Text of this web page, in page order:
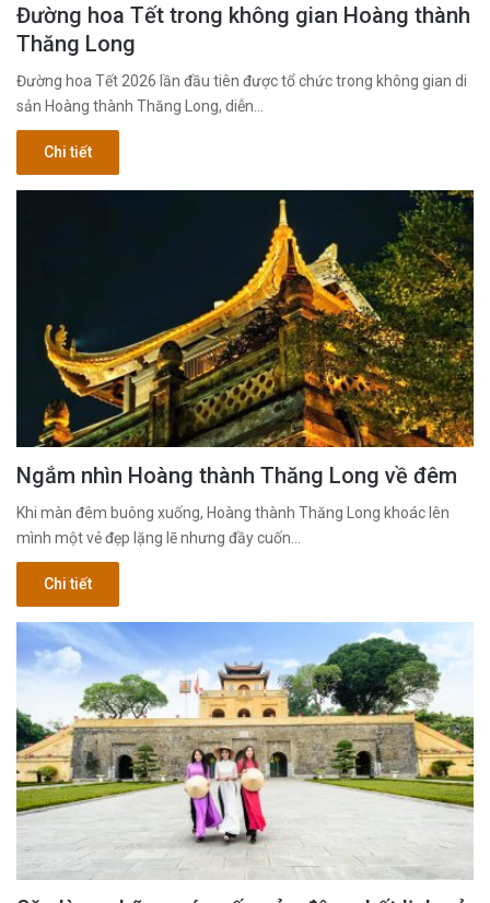
Đường hoa Tết trong không gian Hoàng thành
Thăng Long
Đường hoa Tết 2026 lần đầu tiên được tổ chức trong không gian di
sản Hoàng thành Thăng Long, diễn…
Chi tiết
Ngắm nhìn Hoàng thành Thăng Long về đêm
Khi màn đêm buông xuống, Hoàng thành Thăng Long khoác lên
mình một vẻ đẹp lặng lẽ nhưng đầy cuốn…
Chi tiết